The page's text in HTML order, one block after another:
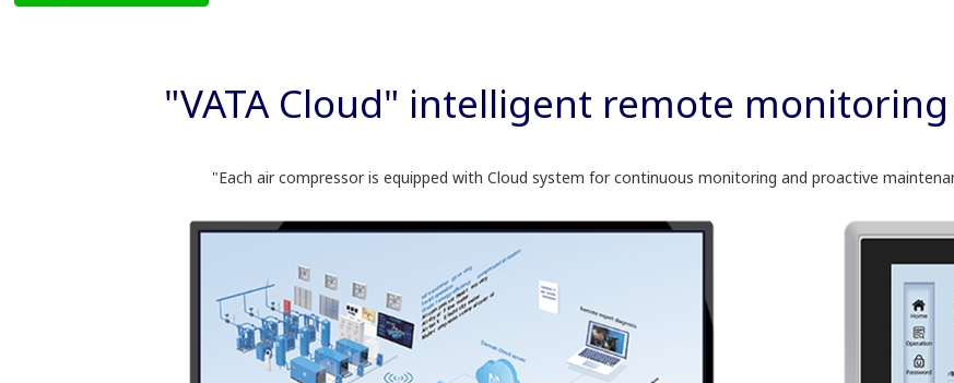
"VATA Cloud" intelligent remote
"Each air compressor is equipped with Cloud system for continuous monitoring and proactive